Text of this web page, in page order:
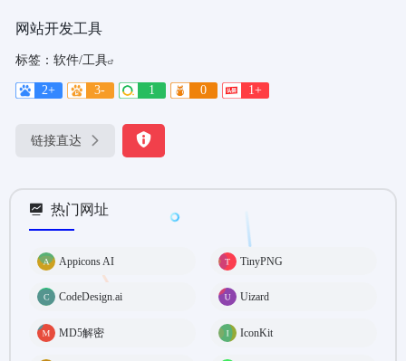
网站开发工具
标签： 软件/工具
2+ 3- 1 0 1+
链接直达
热门网址
Appicons AI TinyPNG
CodeDesign.ai Uizard
MD5解密 IconKit